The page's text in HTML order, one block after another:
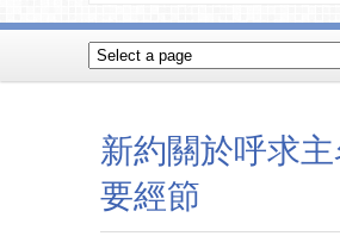
新約關於呼求
要經節